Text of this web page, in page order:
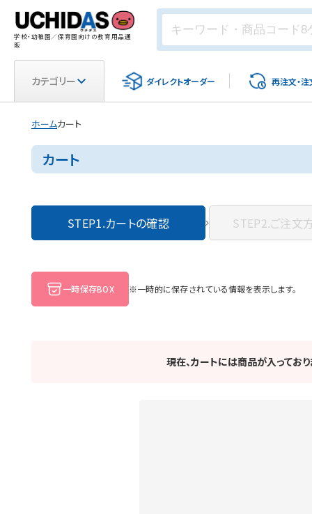
学校・幼稚園／保育園向けの教育用品通
販
カテゴリー ダイレクトオーダー 再注文・注
ホームカート
カート
STEP1.カートの確認 STEP2.ご注文
一時保存BOX ※一時的に保存されている情報を表示します。
現在、カートには商品が入ってお